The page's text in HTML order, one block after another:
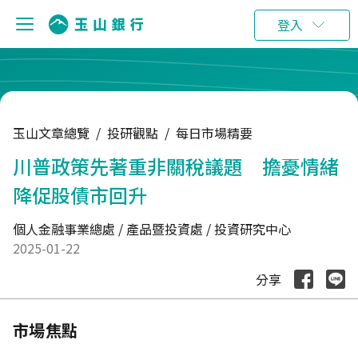
登入
玉山文章總覽 / 投研觀點 / 每日市場精要
川普政策先著重非關稅議題 擔憂情緒
降促股債市回升
個人金融事業總處 / 產品暨投資處 / 投資研究中心
2025-01-22
分享
市場焦點